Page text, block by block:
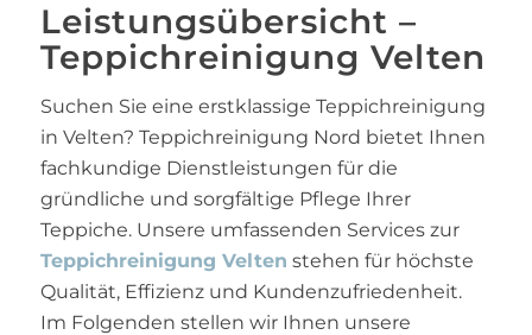
Leistungsübersicht –
Teppichreinigung Velten
Suchen Sie eine erstklassige Teppichreinigung
in Velten? Teppichreinigung Nord bietet Ihnen
fachkundige Dienstleistungen für die
gründliche und sorgfältige Pflege Ihrer
Teppiche. Unsere umfassenden Services zur
Teppichreinigung Velten stehen für höchste
Qualität, Effizienz und Kundenzufriedenheit.
Im Folgenden stellen wir Ihnen unsere